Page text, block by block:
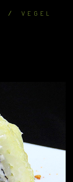
/VEGEL